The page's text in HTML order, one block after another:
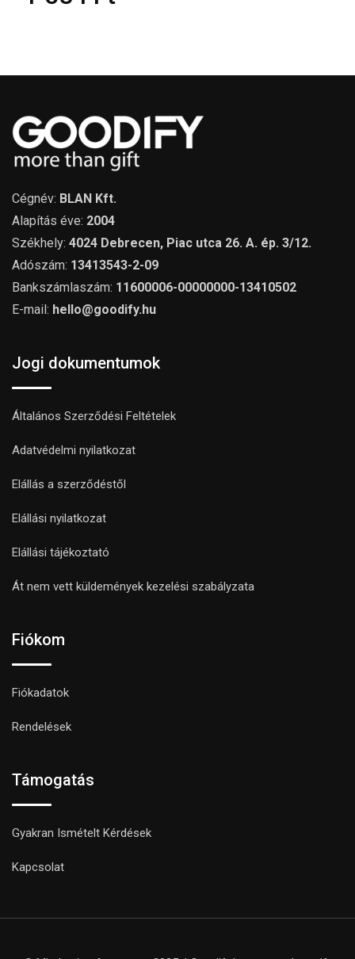
Cégnév: BLAN Kft.
Alapítás éve: 2004
Székhely: 4024 Debrecen, Piac utca 26. A. ép. 3/12.
Adószám: 13413543-2-09
Bankszámlaszám: 11600006-00000000-13410502
E-mail: hello@goodify.hu
Jogi dokumentumok
Általános Szerződési Feltételek
Adatvédelmi nyilatkozat
Elállás a szerződéstől
Elállási nyilatkozat
Elállási tájékoztató
Át nem vett küldemények kezelési szabályzata
Fiókom
Fiókadatok
Rendelések
Támogatás
Gyakran Ismételt Kérdések
Kapcsolat